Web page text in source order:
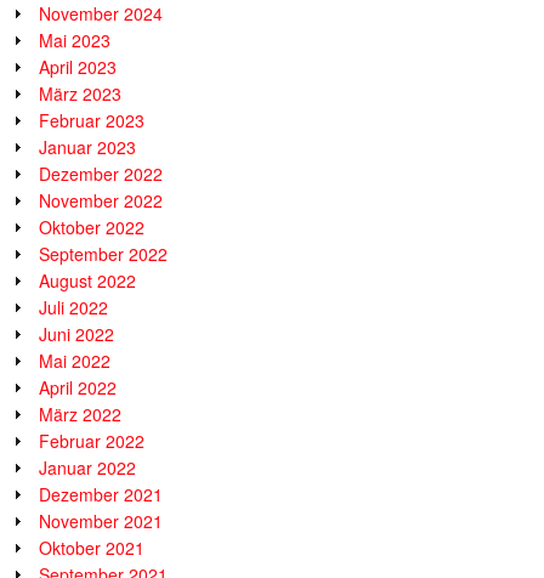
November 2024
Mai 2023
April 2023
März 2023
Februar 2023
Januar 2023
Dezember 2022
November 2022
Oktober 2022
September 2022
August 2022
Juli 2022
Juni 2022
Mai 2022
April 2022
März 2022
Februar 2022
Januar 2022
Dezember 2021
November 2021
Oktober 2021